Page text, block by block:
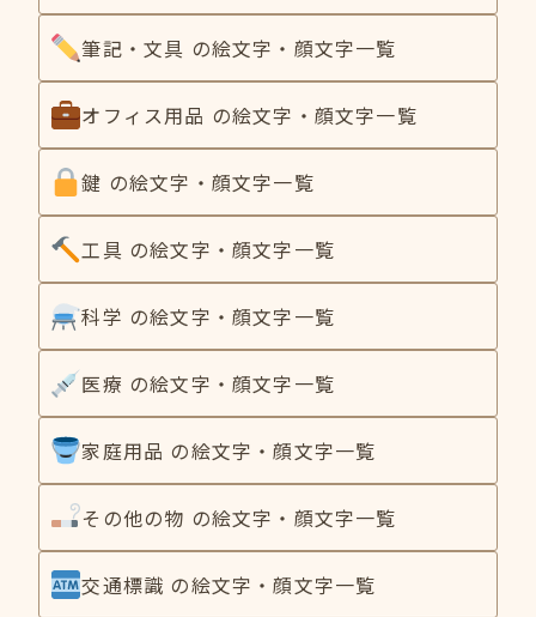
筆記・文具 の絵文字・顔文字一覧
オフィス用品 の絵文字・顔文字一覧
鍵 の絵文字・顔文字一覧
工具 の絵文字・顔文字一覧
科学 の絵文字・顔文字一覧
医療 の絵文字・顔文字一覧
家庭用品 の絵文字・顔文字一覧
その他の物 の絵文字・顔文字一覧
交通標識 の絵文字・顔文字一覧